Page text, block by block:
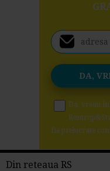
Da, vreau
fie prelucrate
Din reteaua RS